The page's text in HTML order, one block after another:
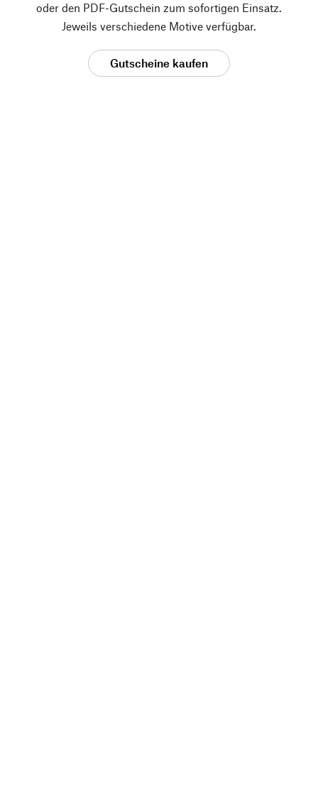
oder den PDF-Gutschein zum sofortigen Einsatz.
Jeweils verschiedene Motive verfügbar.
Gutscheine kaufen